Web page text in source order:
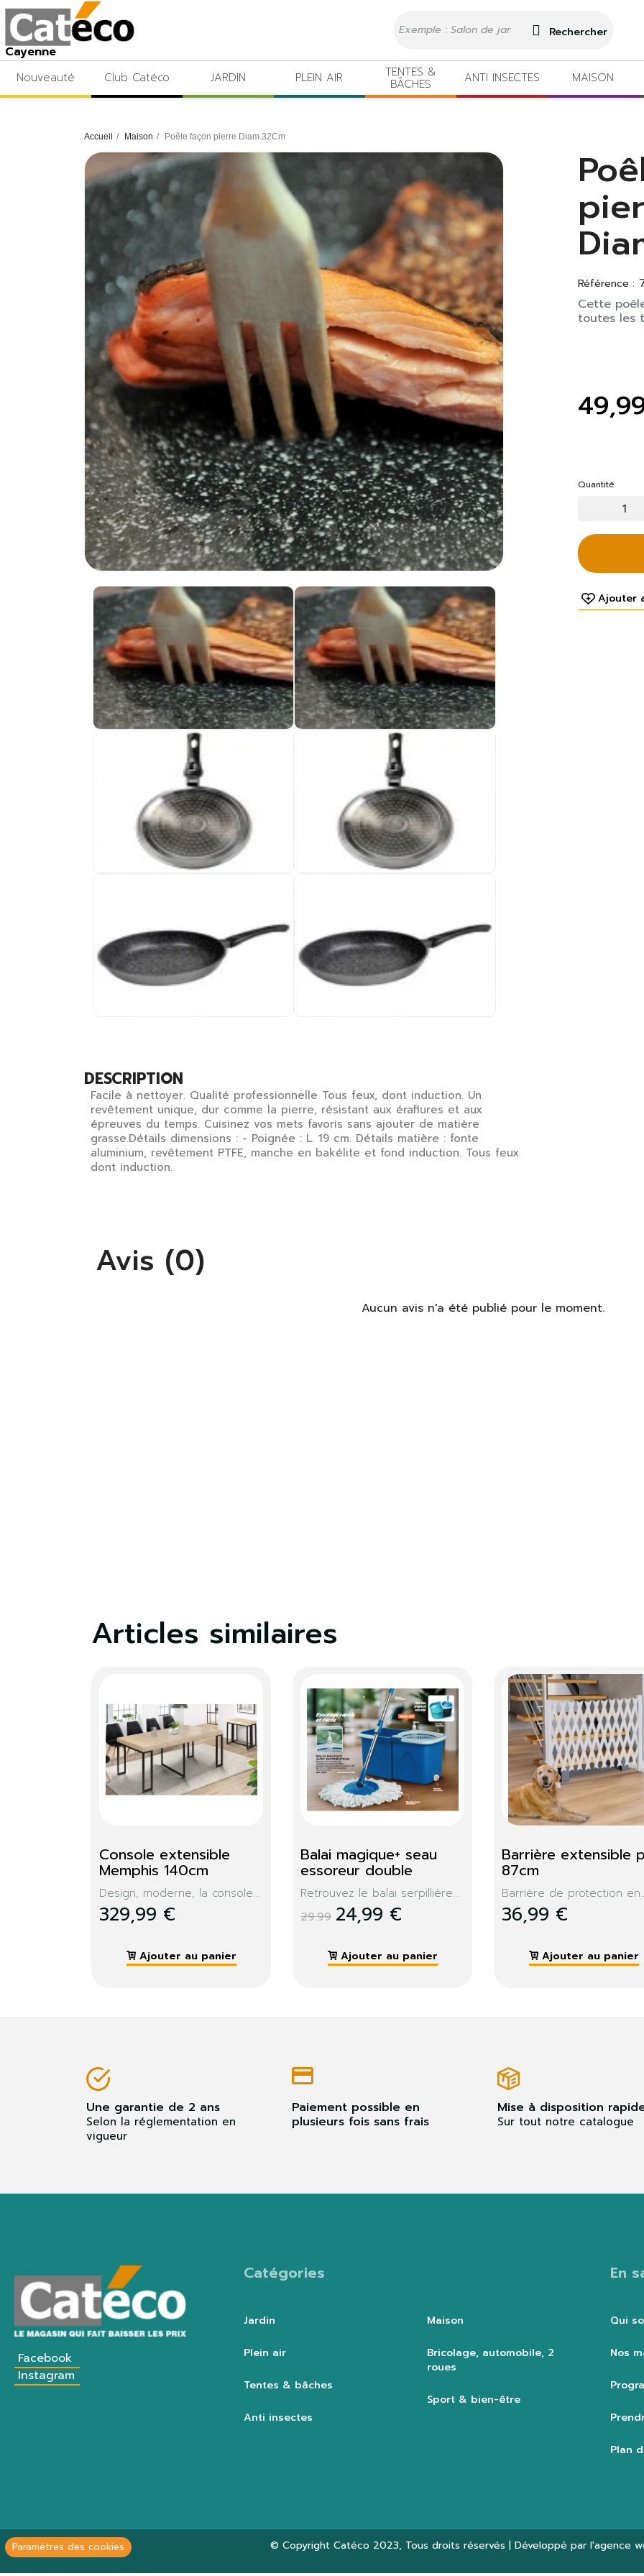
Cayenne
Rechercher
Nouveauté Club Catéco JARDIN PLEIN AIR TENTES &
BÂCHES ANTI INSECTES MAISON
Accueil Maison Poêle façon pierre Diam.32Cm
DESCRIPTION
Facile à nettoyer. Qualité professionnelle Tous feux, dont induction. Un
revêtement unique, dur comme la pierre, résistant aux éraflures et aux
épreuves du temps. Cuisinez vos mets favoris sans ajouter de matière
grasse.Détails dimensions : - Poignée : L. 19 cm. Détails matière : fonte
aluminium, revêtement PTFE, manche en bakélite et fond induction. Tous feux
dont induction.
Référence :
Cette
toutes les
Quantité
Ajouter
Avis (0)
Aucun avis n'a été publié pour le moment.
Articles similaires
Console Memphis +
miroir
Cette console aux lignes
épurées...
99,99 €
Ajouter au panier
Dressing double
Memphis
Ce meuble porte manteau
119,99 €
Ajouter au panier
Console extensible
Memphis 300cm
Design, moderne, la
319,99 €
Ajouter au panier
Une garantie de 2 ans
Selon la réglementation en
vigueur
Paiement possible en
plusieurs fois sans frais
Mise à disposition
Sur tout notre catalogue
Facebook
Instagram
Catégories
Jardin
Plein air
Tentes & bâches
Anti insectes
Maison
Bricolage, automobile, 2
roues
Sport & bien-être
En
Qui
Nos
Plan
© Copyright Catéco 2023, Tous droits réservés | Développé par l'agence
Paramètres des cookies